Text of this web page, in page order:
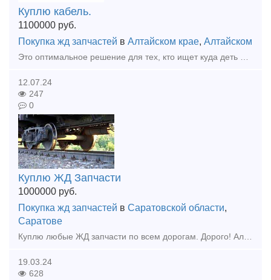
Куплю кабель.
1100000 руб.
Покупка жд запчастей в Алтайском крае, Алтайском
Это оптимальное решение для тех, кто ищет куда деть некондиционные товары от предприятий. Мы также покупаем кабель, который был изъят с объектов монтажа - любого назначения и с любым сечением. Предост
12.07.24
247
0
Куплю ЖД Запчасти
1000000 руб.
Покупка жд запчастей в Саратовской области,
Саратове
Куплю любые ЖД запчасти по всем дорогам. Дорого! Алина - 8 927 116 53 18
19.03.24
628